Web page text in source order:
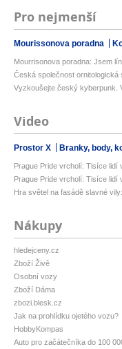
Pro nejmenší
Mourissonova poradna
Mourrisonova poradna: Jsem
Česká společnost
Vyzkoušejte český kyberpunk.
Video
Prostor X Branky, body,
Prague Pride vrcholí: Tisíce lidí
Prague Pride vrcholí: Tisíce lidí
Hra světel na fasádě slavné
Nákupy
hledejceny.cz
Zboží Živě
Osobní vozy
Zboží Dáma
zbozi.blesk.cz
Jak na prohlídku ojetého vozu?
HobbyKompas
Auto pro začátečníka do 100